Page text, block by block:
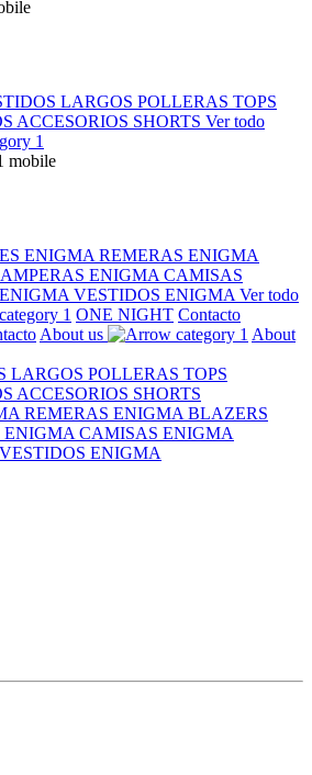
LARGOS POLLERAS TOPS
ACCESORIOS SHORTS Ver todo
ENIGMA REMERAS ENIGMA
ENIGMA CAMISAS
VESTIDOS ENIGMA Ver todo
ONE NIGHT Contacto
About us
About
LARGOS POLLERAS TOPS
ACCESORIOS SHORTS
REMERAS ENIGMA BLAZERS
ENIGMA CAMISAS ENIGMA
VESTIDOS ENIGMA